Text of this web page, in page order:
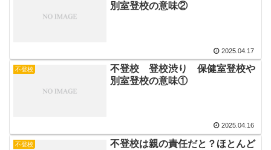
別室登校の意味②
2025.04.17
不登校
不登校 登校渋り 保健室登校や
別室登校の意味①
2025.04.16
不登校
不登校は親の責任だと？ほとんど